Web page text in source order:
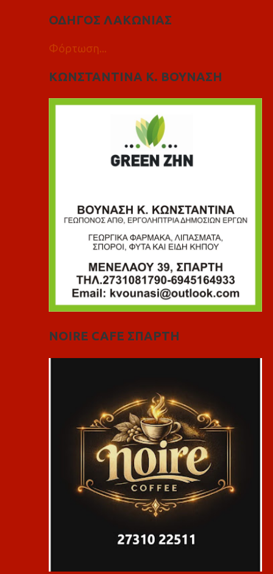
ΟΔΗΓΟΣ ΛΑΚΩΝΙΑΣ
Φόρτωση...
ΚΩΝΣΤΑΝΤΙΝΑ Κ. ΒΟΥΝΑΣΗ
NOIRE CAFE ΣΠΑΡΤΗ